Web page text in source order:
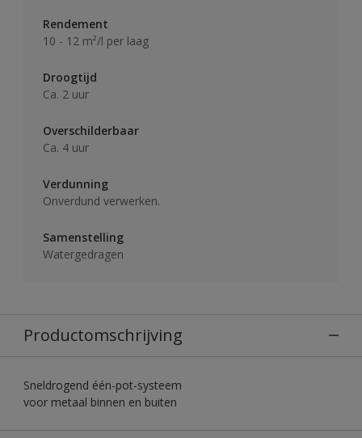
Rendement
10 - 12 m²/l per laag
Droogtijd
Ca. 2 uur
Overschilderbaar
Ca. 4 uur
Verdunning
Onverdund verwerken.
Samenstelling
Watergedragen
Productomschrijving
Sneldrogend één-pot-systeem
voor metaal binnen en buiten